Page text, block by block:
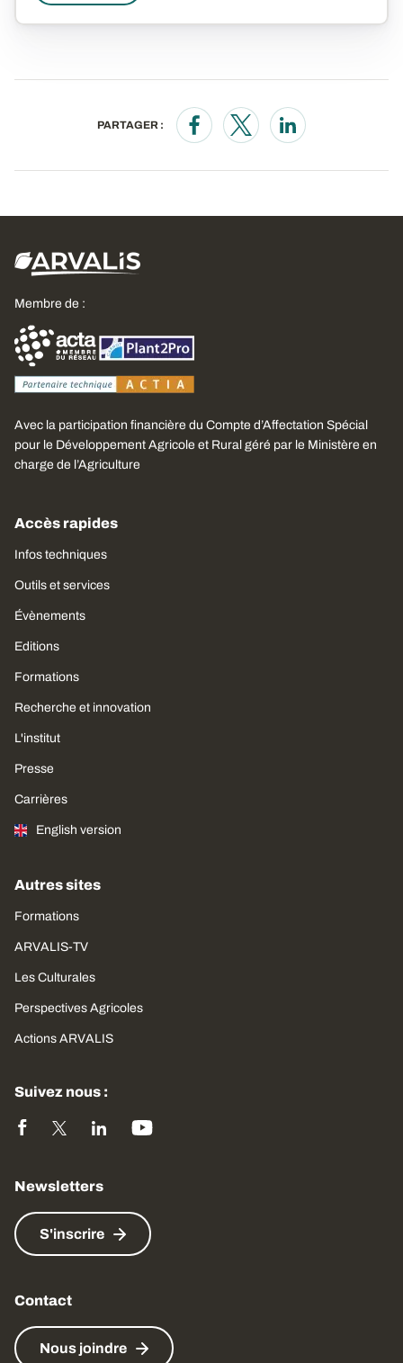
PARTAGER :
Opens in a new window
Opens in a new window
Opens in a new
Membre de :
Avec la participation financière du Compte d’Affectation Spécial
pour le Développement Agricole et Rural géré par le Ministère en
charge de l’Agriculture
Accès rapides
Infos techniques
Outils et services
Évènements
Editions
Formations
Recherche et innovation
L'institut
Presse
Carrières
English version
Autres sites
Formations
ARVALIS-TV
Les Culturales
Perspectives Agricoles
Actions ARVALIS
Suivez nous :
Newsletters
S'inscrire
Contact
Nous joindre